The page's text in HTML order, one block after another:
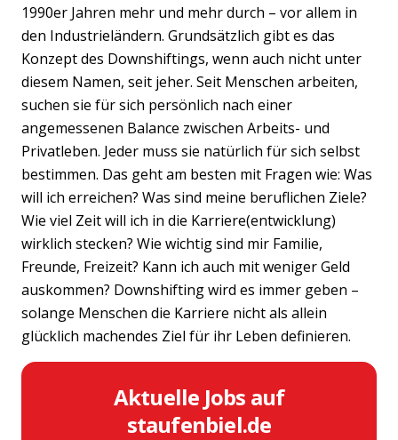
1990er Jahren mehr und mehr durch – vor allem in
den Industrieländern. Grundsätzlich gibt es das
Konzept des Downshiftings, wenn auch nicht unter
diesem Namen, seit jeher. Seit Menschen arbeiten,
suchen sie für sich persönlich nach einer
angemessenen Balance zwischen Arbeits- und
Privatleben. Jeder muss sie natürlich für sich selbst
bestimmen. Das geht am besten mit Fragen wie: Was
will ich erreichen? Was sind meine beruflichen Ziele?
Wie viel Zeit will ich in die Karriere(entwicklung)
wirklich stecken? Wie wichtig sind mir Familie,
Freunde, Freizeit? Kann ich auch mit weniger Geld
auskommen? Downshifting wird es immer geben –
solange Menschen die Karriere nicht als allein
glücklich machendes Ziel für ihr Leben definieren.
Aktuelle Jobs auf
staufenbiel.de